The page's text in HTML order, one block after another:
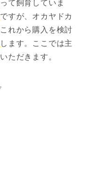
て飼育していま
ですが、オカヤドカ
れから購入を検討
します。ここでは主
ただきます。